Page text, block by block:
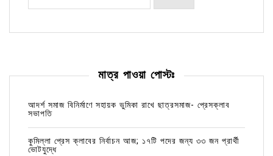
মাত্র পাওয়া পোস্টঃ
আদর্শ সমাজ বিনির্মাণে সহায়ক ভুমিকা রাখে ছাত্রসমাজ- প্রেসক্লাব
সভাপতি
কুমিল্লা প্রেস ক্লাবের নির্বাচন আজ; ১৭টি পদের জন্য ৩৩ জন প্রার্থী
ভোটযুদ্ধে